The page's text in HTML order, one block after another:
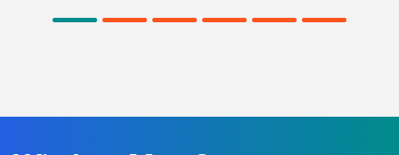
ปรับใช้ได้จริง และปลดล็อกศักยภาพอันไร้ขีดจำกัดที่ซ่อนอยู่ในตัว